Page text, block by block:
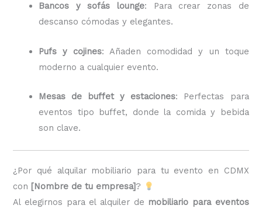
Bancos y sofás lounge: Para crear zonas de
descanso cómodas y elegantes.
Pufs y cojines: Añaden comodidad y un toque
moderno a cualquier evento.
Mesas de buffet y estaciones: Perfectas para
eventos tipo buffet, donde la comida y bebida
son clave.
¿Por qué alquilar mobiliario para tu evento en CDMX
con [Nombre de tu empresa]?
Al elegirnos para el alquiler de mobiliario para eventos